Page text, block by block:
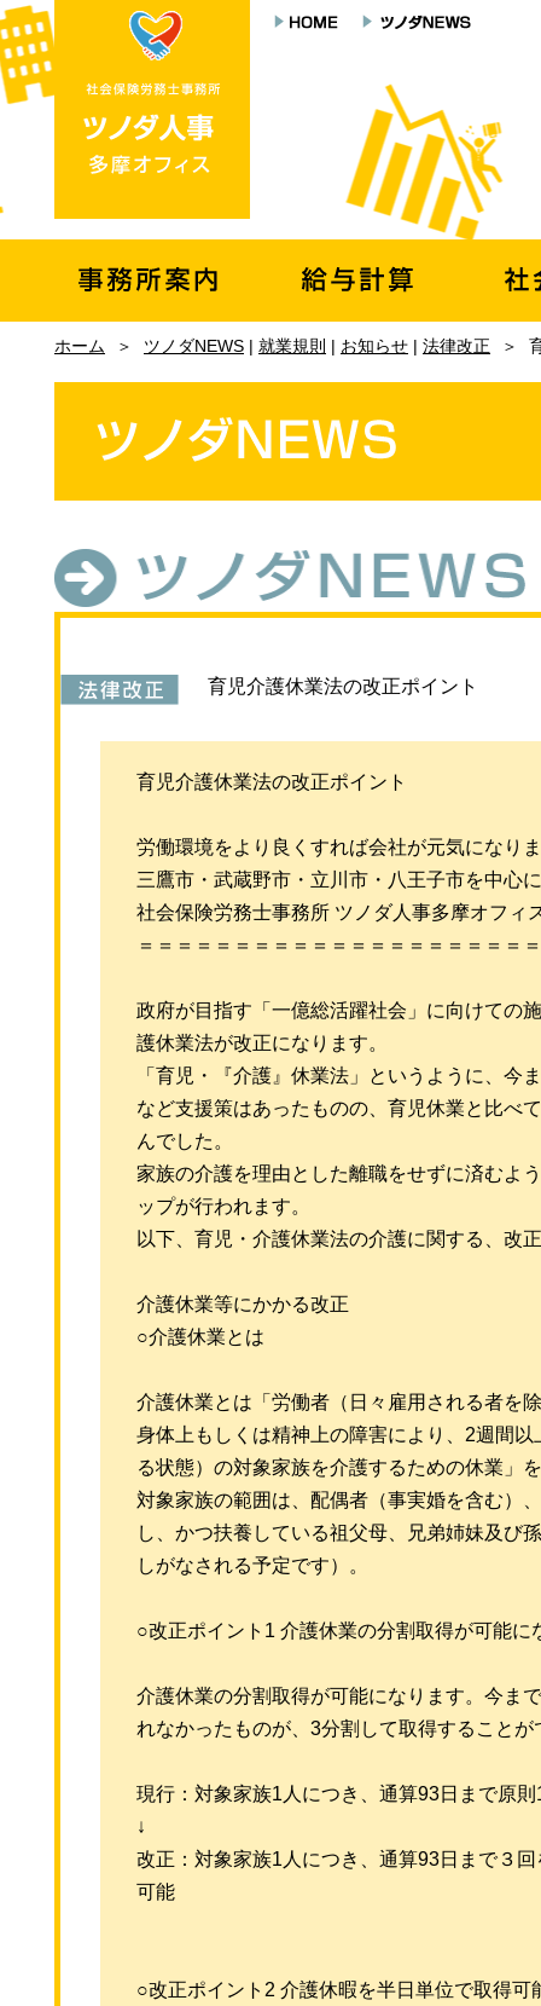
ホーム ＞ ツノダNEWS | 就業規則 | お知らせ | 法律改正 ＞
育児介護休業法の改正ポイント
育児介護休業法の改正ポイント
労働環境をより良くすれば会社が元気になり
三鷹市・武蔵野市・立川市・八王子市を中心
社会保険労務士事務所 ツノダ人事多摩オフィ
＝＝＝＝＝＝＝＝＝＝＝＝＝＝＝＝＝＝＝＝
政府が目指す「一億総活躍社会」に向けての
護休業法が改正になります。
「育児・『介護』休業法」というように、今
など支援策はあったものの、育児休業と比べ
んでした。
家族の介護を理由とした離職をせずに済むよ
ップが行われます。
以下、育児・介護休業法の介護に関する、改
介護休業等にかかる改正
○介護休業とは
介護休業とは「労働者（日々雇用される者を
身体上もしくは精神上の障害により、2週間
る状態）の対象家族を介護するための休業」
対象家族の範囲は、配偶者（事実婚を含む）
し、かつ扶養している祖父母、兄弟姉妹及び
しがなされる予定です）。
○改正ポイント1 介護休業の分割取得が可能に
介護休業の分割取得が可能になります。今ま
れなかったものが、3分割して取得すること
現行：対象家族1人につき、通算93日まで原
↓
改正：対象家族1人につき、通算93日まで３
可能
○改正ポイント2 介護休暇を半日単位で取得可